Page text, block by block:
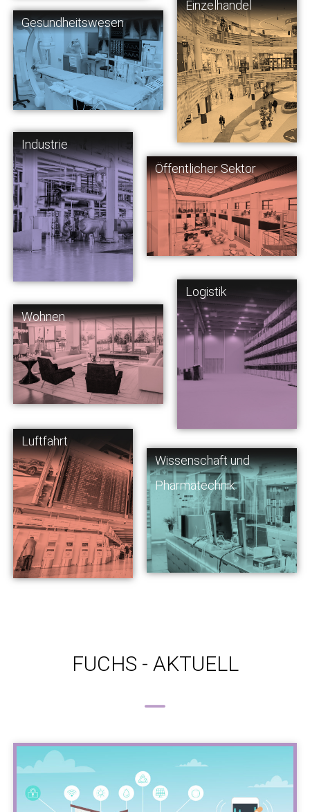
Gesundheitswesen
Einzelhandel
Industrie
Öffentlicher Sektor
Wohnen
Logistik
Luftfahrt
Wissenschaft und
Pharmatechnik
FUCHS - AKTUELL